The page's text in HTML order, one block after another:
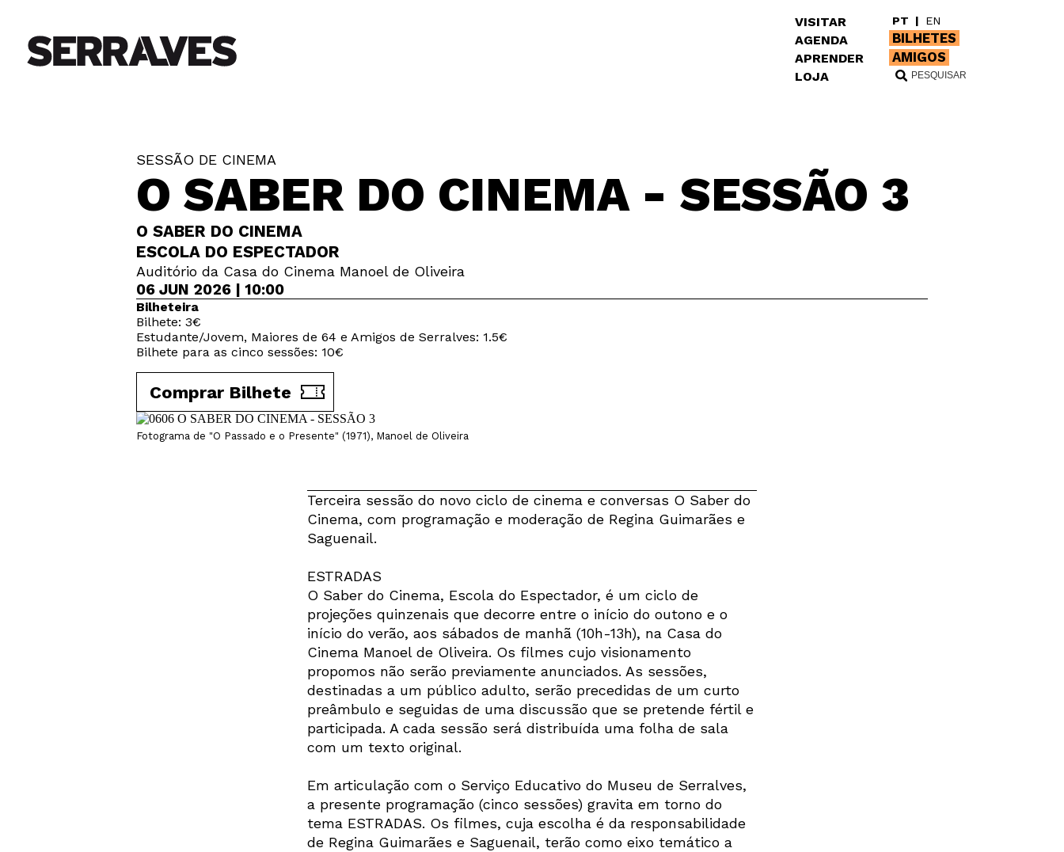
VISITAR
AGENDA
APRENDER
LOJA
PT | EN
BILHETES
AMIGOS
SESSÃO DE CINEMA
O SABER DO CINEMA - SESSÃO 3
O SABER DO CINEMA
ESCOLA DO ESPECTADOR
Auditório da Casa do Cinema Manoel de Oliveira
06 JUN 2026 | 10:00
Bilheteira
Bilhete: 3€
Estudante/Jovem, Maiores de 64 e Amigos de Serralves: 1.5€
Bilhete para as cinco sessões: 10€
Comprar Bilhete
Fotograma de "O Passado e o Presente" (1971), Manoel de Oliveira
Terceira sessão do novo ciclo de cinema e conversas O Saber do
Cinema, com programação e moderação de Regina Guimarães e
Saguenail.
ESTRADAS
O Saber do Cinema, Escola do Espectador, é um ciclo de
projeções quinzenais que decorre entre o início do outono e o
início do verão, aos sábados de manhã (10h-13h), na Casa do
Cinema Manoel de Oliveira. Os filmes cujo visionamento
propomos não serão previamente anunciados. As sessões,
destinadas a um público adulto, serão precedidas de um curto
preâmbulo e seguidas de uma discussão que se pretende fértil e
participada. A cada sessão será distribuída uma folha de sala
com um texto original.
Em articulação com o Serviço Educativo do Museu de Serralves,
a presente programação (cinco sessões) gravita em torno do
tema ESTRADAS. Os filmes, cuja escolha é da responsabilidade
de Regina Guimarães e Saguenail, terão como eixo temático a